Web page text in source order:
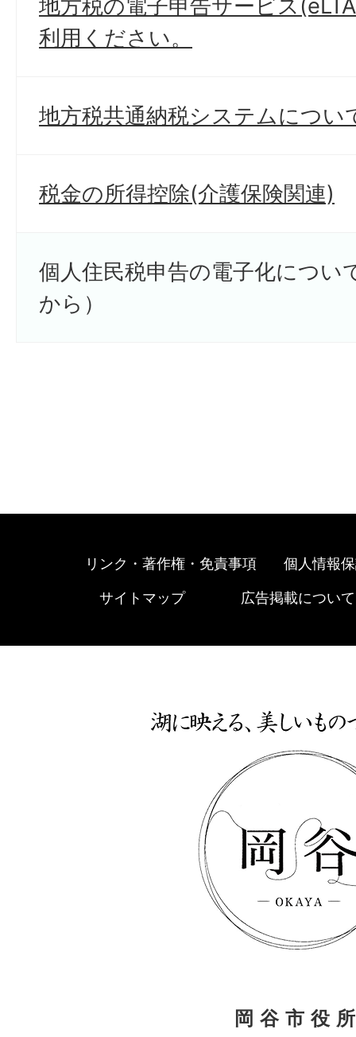
地方税の電子申告サービス
利用ください。
地方税共通納税システムについ
税金の所得控除(介護保険関連)
個人住民税申告の電子化につい
から）
リンク・著作権・免責事項 個人情報
サイトマップ 広告掲載について
岡谷市役